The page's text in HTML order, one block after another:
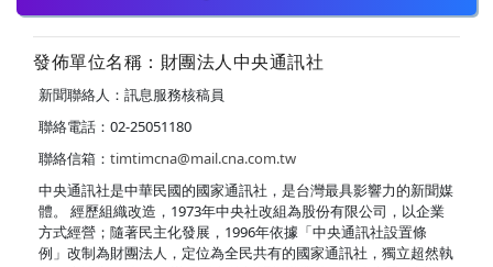
發佈單位名稱：財團法人中央通訊社
新聞聯絡人：訊息服務核稿員
聯絡電話：02-25051180
聯絡信箱： timtimcna@mail.cna.com.tw
中央通訊社是中華民國的國家通訊社，是台灣最具影響力的新聞媒
體。 經歷組織改造，1973年中央社改組為股份有限公司，以企業
方式經營；隨著民主化發展，1996年依據「中央通訊社設置條
例」改制為財團法人，定位為全民共有的國家通訊社，獨立超然執